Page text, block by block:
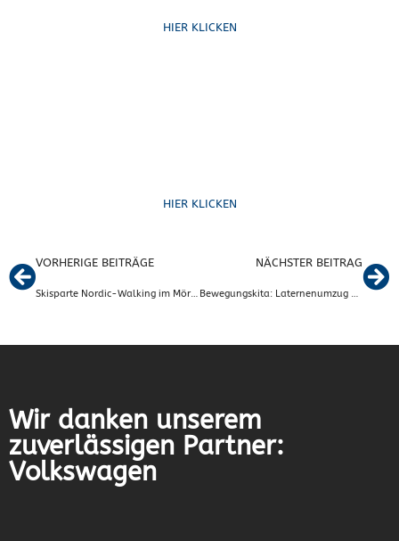
HIER KLICKEN
HIER KLICKEN
VORHERIGE BEITRÄGE
Skisparte Nordic-Walking im Mörser Wald 2018
NÄCHSTER BEITRAG
Bewegungskita: Laternenumzug bei bestem Wetter
Wir danken unserem
zuverlässigen Partner:
Volkswagen